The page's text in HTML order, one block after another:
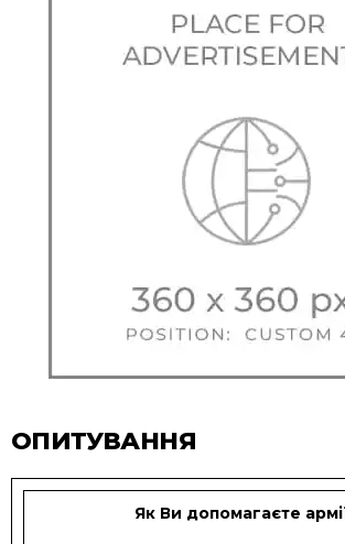
ОПИТУВАННЯ
Як Ви допомагаєте